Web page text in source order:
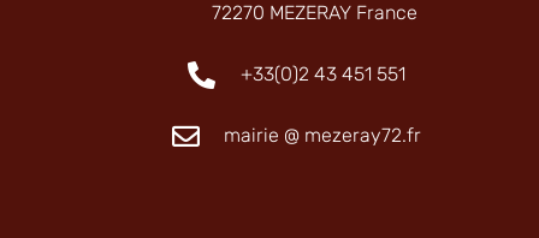
72270 MEZERAY France
+33(0)2 43 451 551
mairie @ mezeray72.fr